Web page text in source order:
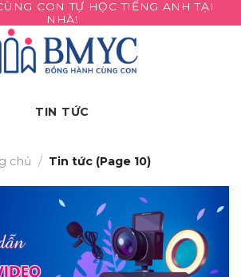
CON TỰ HỌC TIẾNG ANH TẠI
NHÀ!
TIN TỨC
chủ / Tin tức (Page 10)